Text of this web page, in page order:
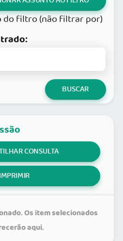
do filtro (não filtrar por)
BUSCAR
CONSULTA
IMPRIMIR
Os item selecionados
aqui.